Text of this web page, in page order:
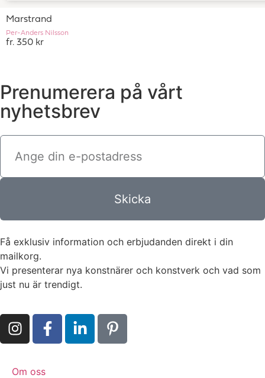
Marstrand
Per-Anders Nilsson
fr. 350 kr
Prenumerera på vårt
nyhetsbrev
Skicka
Få exklusiv information och erbjudanden direkt i din
mailkorg.
Vi presenterar nya konstnärer och konstverk och vad som
just nu är trendigt.
Om oss